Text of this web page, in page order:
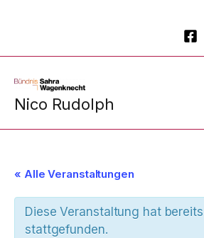
Nico Rudolph
« Alle Veranstaltungen
Diese Veranstaltung hat bereits
stattgefunden.